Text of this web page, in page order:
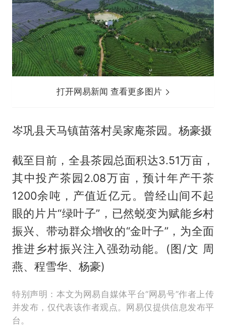
打开网易新闻 查看更多图片
岑巩县天马镇苗落村吴家庵茶园。杨豪摄
截至目前，全县茶园总面积达3.51万亩，
其中投产茶园2.08万亩，预计年产干茶
1200余吨，产值近亿元。曾经山间不起
眼的片片“绿叶子”，已然蜕变为赋能乡村
振兴、带动群众增收的“金叶子”，为全面
推进乡村振兴注入强劲动能。(图/文 周
燕、程雪华、杨豪)
特别声明：本文为网易自媒体平台“网易号”作者上传
并发布，仅代表该作者观点。网易仅提供信息发布平
台。